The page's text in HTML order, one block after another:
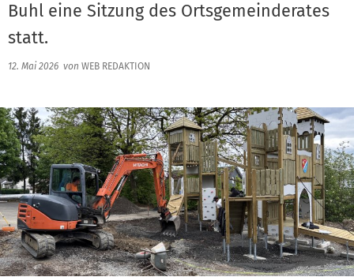
Buhl eine Sitzung des Ortsgemeinderates
statt.
12. Mai 2026 von WEB REDAKTION